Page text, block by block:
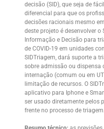
decisão (SID), que seja de
diferencial para que os
decisões racionais mesmo
deste projeto é desenvolver o
Informação e Decisão para
de COVID-19 em unidades
SIDTriagem, dará suporte a
sobre admissão ou dispensa
internação (comum ou em
limitação de recursos. O
aplicativo para Iphone e
ser usado diretamente pelos
frente no processo de triagem.